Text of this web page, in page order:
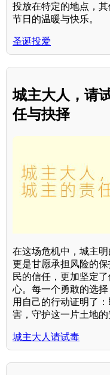
投放在特定的地点，
节日的温暖与快乐。
圣诞投爱
城主大人，请
任与抉择
在这场危机中，城主
更是甘愿承担风险的
民的信任，更加坚定
心。每一个勇敢的选
用自己的行动证明了
害，守护这一片土地的
城主大人请试毒